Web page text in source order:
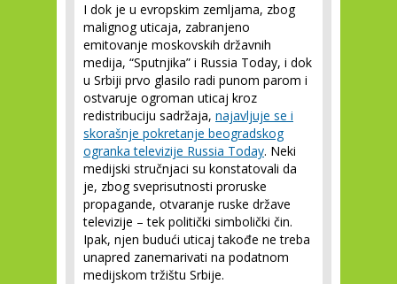
I dok je u evropskim zemljama, zbog
malignog uticaja, zabranjeno
emitovanje moskovskih državnih
medija, “Sputnjika” i Russia Today, i dok
u Srbiji prvo glasilo radi punom parom i
ostvaruje ogroman uticaj kroz
redistribuciju sadržaja, najavljuje se i
skorašnje pokretanje beogradskog
ogranka televizije Russia Today. Neki
medijski stručnjaci su konstatovali da
je, zbog sveprisutnosti proruske
propagande, otvaranje ruske države
televizije – tek politički simbolički čin.
Ipak, njen budući uticaj takođe ne treba
unapred zanemarivati na podatnom
medijskom tržištu Srbije.